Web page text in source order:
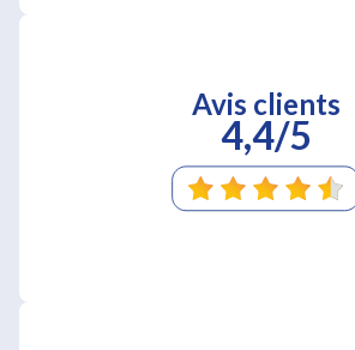
Avis clients
4,4/5